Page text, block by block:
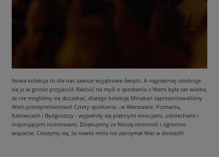
Nowa kolekcja to dla nas zawsze wyjątkowe święto. A najpiękniej celebruje
się je w gronie przyjaciół. Radość na myśl o spotkaniu z Wami była tak wielka,
że nie mogliśmy się doczekać, dlatego kolekcję Minakari zaprezentowaliśmy
Wam przedpremierowo! Cztery spotkania - w Warszawie, Poznaniu,
Katowicach i Bydgoszczy - wypełniły się pięknymi emocjami, uśmiechami i
inspirującymi rozmowami. Dziękujemy za Waszą obecność i ogromne
wsparcie. Cieszymy się, że nawet mróz nie zatrzymał Was w domach!